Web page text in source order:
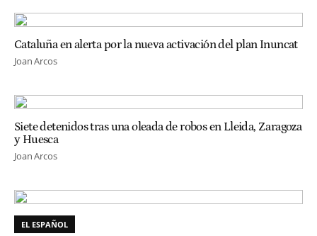
Cataluña en alerta por la nueva activación del plan Inuncat
Joan Arcos
Siete detenidos tras una oleada de robos en Lleida, Zaragoza
y Huesca
Joan Arcos
EL ESPAÑOL